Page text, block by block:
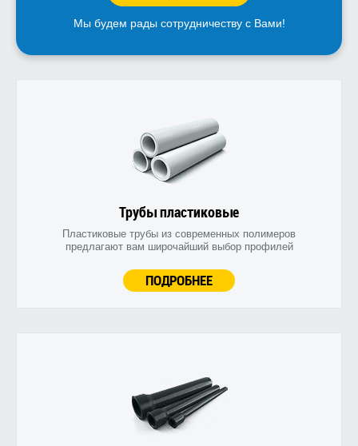
Мы будем рады сотрудничеству с Вами!
Трубы пластиковые
Пластиковые трубы из современных полимеров
предлагают вам широчайший выбор профилей
ПОДРОБНЕЕ